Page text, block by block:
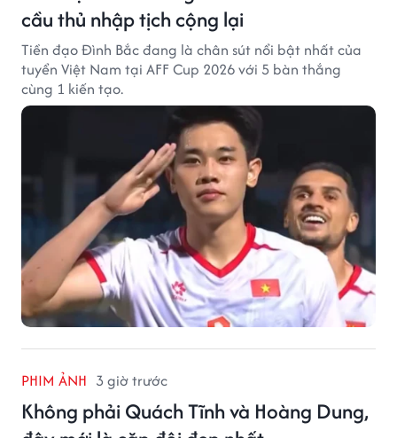
cầu thủ nhập tịch cộng lại
Tiền đạo Đình Bắc đang là chân sút nổi bật nhất của
tuyển Việt Nam tại AFF Cup 2026 với 5 bàn thắng
cùng 1 kiến tạo.
PHIM ẢNH 3 giờ trước
Không phải Quách Tĩnh và Hoàng Dung,